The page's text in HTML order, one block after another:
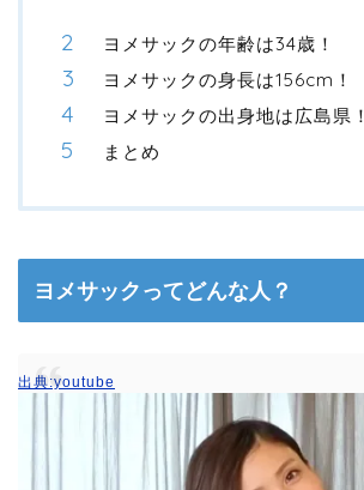
ヨメサックの年齢は34歳！
ヨメサックの身長は156cm！
ヨメサックの出身地は広島県！
まとめ
ヨメサックってどんな人？
出典:youtube